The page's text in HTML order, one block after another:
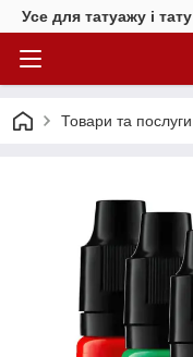
Усе для татуажу і тату
Товари та послуги